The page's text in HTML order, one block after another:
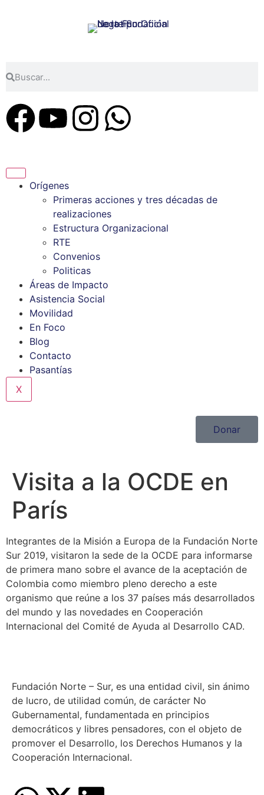
Orígenes
Primeras acciones y tres décadas de
realizaciones
Estructura Organizacional
RTE
Convenios
Politicas
Áreas de Impacto
Asistencia Social
Movilidad
En Foco
Blog
Contacto
Pasantías
X
Donar
Visita a la OCDE en
París
Integrantes de la Misión a Europa de la Fundación Norte
Sur 2019, visitaron la sede de la OCDE para informarse
de primera mano sobre el avance de la aceptación de
Colombia como miembro pleno derecho a este
organismo que reúne a los 37 países más desarrollados
del mundo y las novedades en Cooperación
Internacional del Comité de Ayuda al Desarrollo CAD.
Fundación Norte – Sur, es una entidad civil, sin ánimo
de lucro, de utilidad común, de carácter No
Gubernamental, fundamentada en principios
democráticos y libres pensadores, con el objeto de
promover el Desarrollo, los Derechos Humanos y la
Cooperación Internacional.